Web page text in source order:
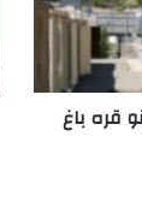
قره باغ